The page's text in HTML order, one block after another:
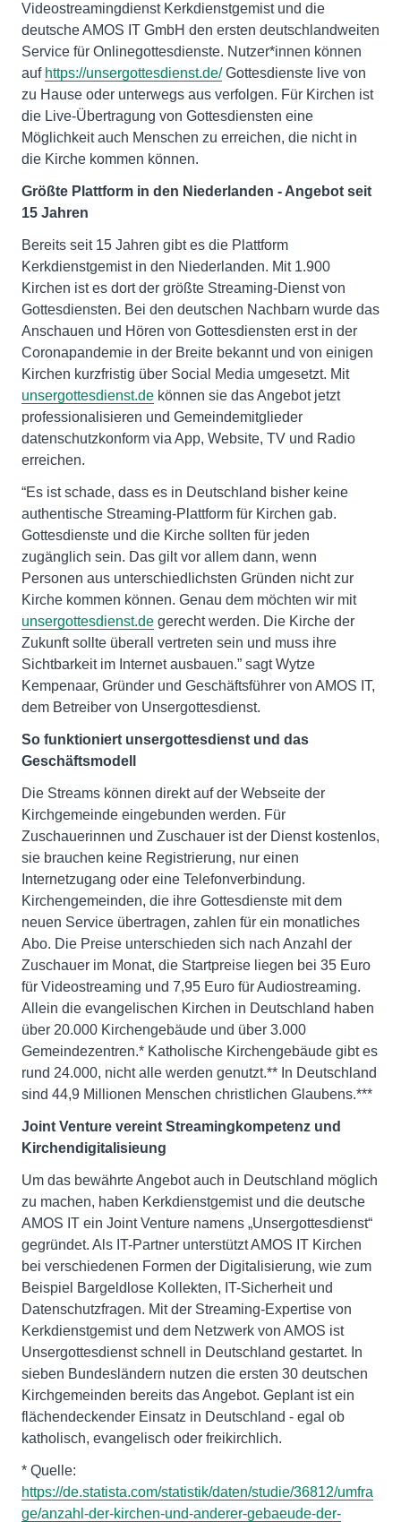
Videostreamingdienst Kerkdienstgemist und die
deutsche AMOS IT GmbH den ersten deutschlandweiten
Service für Onlinegottesdienste. Nutzer*innen können
auf https://unsergottesdienst.de/Gottesdienste live von
zu Hause oder unterwegs aus verfolgen. Für Kirchen ist
die Live-Übertragung von Gottesdiensten eine
Möglichkeit auch Menschen zu erreichen, die nicht in
die Kirche kommen können.
Größte Plattform in den Niederlanden - Angebot seit
15 Jahren
Bereits seit 15 Jahren gibt es die Plattform
Kerkdienstgemist in den Niederlanden. Mit 1.900
Kirchen ist es dort der größte Streaming-Dienst von
Gottesdiensten. Bei den deutschen Nachbarn wurde das
Anschauen und Hören von Gottesdiensten erst in der
Coronapandemie in der Breite bekannt und von einigen
Kirchen kurzfristig über Social Media umgesetzt. Mit
unsergottesdienst.de können sie das Angebot jetzt
professionalisieren und Gemeindemitglieder
datenschutzkonform via App, Website, TV und Radio
erreichen.
“Es ist schade, dass es in Deutschland bisher keine
authentische Streaming-Plattform für Kirchen gab.
Gottesdienste und die Kirche sollten für jeden
zugänglich sein. Das gilt vor allem dann, wenn
Personen aus unterschiedlichsten Gründen nicht zur
Kirche kommen können. Genau dem möchten wir mit
unsergottesdienst.de gerecht werden. Die Kirche der
Zukunft sollte überall vertreten sein und muss ihre
Sichtbarkeit im Internet ausbauen.” sagt Wytze
Kempenaar, Gründer und Geschäftsführer von AMOS IT,
dem Betreiber von Unsergottesdienst.
So funktioniert unsergottesdienst und das
Geschäftsmodell
Die Streams können direkt auf der Webseite der
Kirchgemeinde eingebunden werden. Für
Zuschauerinnen und Zuschauer ist der Dienst kostenlos,
sie brauchen keine Registrierung, nur einen
Internetzugang oder eine Telefonverbindung.
Kirchengemeinden, die ihre Gottesdienste mit dem
neuen Service übertragen, zahlen für ein monatliches
Abo. Die Preise unterschieden sich nach Anzahl der
Zuschauer im Monat, die Startpreise liegen bei 35 Euro
für Videostreaming und 7,95 Euro für Audiostreaming.
Allein die evangelischen Kirchen in Deutschland haben
über 20.000 Kirchengebäude und über 3.000
Gemeindezentren.* Katholische Kirchengebäude gibt es
rund 24.000, nicht alle werden genutzt.** In Deutschland
sind 44,9 Millionen Menschen christlichen Glaubens.***
Joint Venture vereint Streamingkompetenz und
Kirchendigitalisieung
Um das bewährte Angebot auch in Deutschland möglich
zu machen, haben Kerkdienstgemist und die deutsche
AMOS IT ein Joint Venture namens „Unsergottesdienst“
gegründet. Als IT-Partner unterstützt AMOS IT Kirchen
bei verschiedenen Formen der Digitalisierung, wie zum
Beispiel Bargeldlose Kollekten, IT-Sicherheit und
Datenschutzfragen. Mit der Streaming-Expertise von
Kerkdienstgemist und dem Netzwerk von AMOS ist
Unsergottesdienst schnell in Deutschland gestartet. In
sieben Bundesländern nutzen die ersten 30 deutschen
Kirchgemeinden bereits das Angebot. Geplant ist ein
flächendeckender Einsatz in Deutschland - egal ob
katholisch, evangelisch oder freikirchlich.
* Quelle:
https://de.statista.com/statistik/daten/studie/36812/umfra
ge/anzahl-der-kirchen-und-anderer-gebaeude-der-